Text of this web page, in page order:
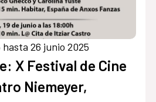
hasta 26 junio 2025
X Festival de Cine
Niemeyer,